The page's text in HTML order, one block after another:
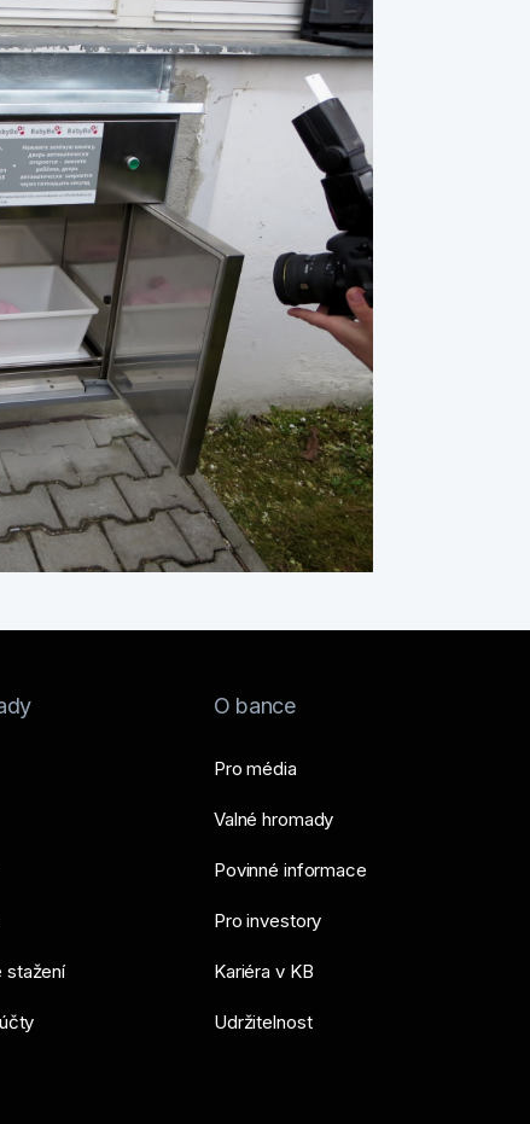
stažení
O bance
Pro média
Valné hromady
Povinné informace
Pro investory
Kariéra v KB
Udržitelnost